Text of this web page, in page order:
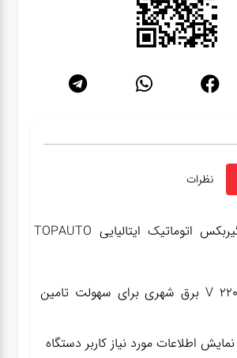
نظرات
ساکشن روغن گیربکس اتوماتیک ایتالیایی TOPAUTO
۲۲۰ V برق شهری برای سهولت تامین